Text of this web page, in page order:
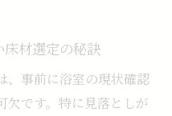
材選定の秘訣
、事前に浴室の現状確認
欠です。特に見落としが